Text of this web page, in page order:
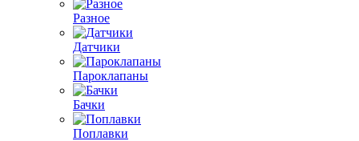
Разное
Датчики
Пароклапаны
Бачки
Поплавки